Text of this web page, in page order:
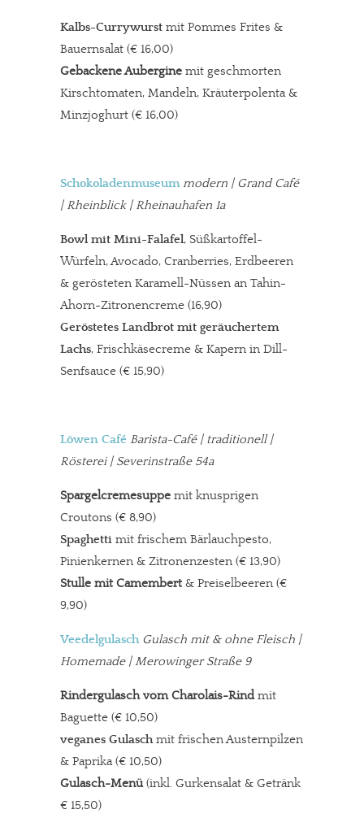
Kalbs-Currywurst mit Pommes Frites &
Bauernsalat (€ 16,00)
Gebackene Aubergine mit geschmorten
Kirschtomaten, Mandeln, Kräuterpolenta &
Minzjoghurt (€ 16,00)
Schokoladenmuseum modern | Grand Café
| Rheinblick | Rheinauhafen 1a
Bowl mit Mini-Falafel, Süßkartoffel-
Würfeln, Avocado, Cranberries, Erdbeeren
& gerösteten Karamell-Nüssen an Tahin-
Ahorn-Zitronencreme (16,90)
Geröstetes Landbrot mit geräuchertem
Lachs, Frischkäsecreme & Kapern in Dill-
Senfsauce (€ 15,90)
Löwen Café Barista-Café| traditionell |
Rösterei | Severinstraße 54a
Spargelcremesuppe mit knusprigen
Croutons (€ 8,90)
Spaghetti mit frischem Bärlauchpesto,
Pinienkernen & Zitronenzesten (€ 13,90)
Stulle mit Camembert & Preiselbeeren (€
9,90)
Veedelgulasch Gulasch mit & ohne Fleisch |
Homemade | Merowinger Straße 9
Rindergulasch vom Charolais-Rindmit
Baguette (€ 10,50)
veganes Gulaschmit frischen Austernpilzen
& Paprika(€ 10,50)
Gulasch-Menü(inkl. Gurkensalat & Getränk
€ 15,50)